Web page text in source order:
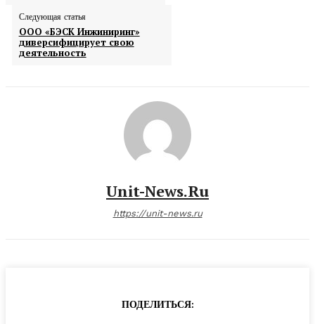
Следующая статья
ООО «БЭСК Инжиниринг»
диверсифицирует свою
деятельность
Unit-News.ru
https://unit-news.ru
ПОДЕЛИТЬСЯ: